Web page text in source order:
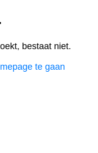
bestaat niet.
te gaan